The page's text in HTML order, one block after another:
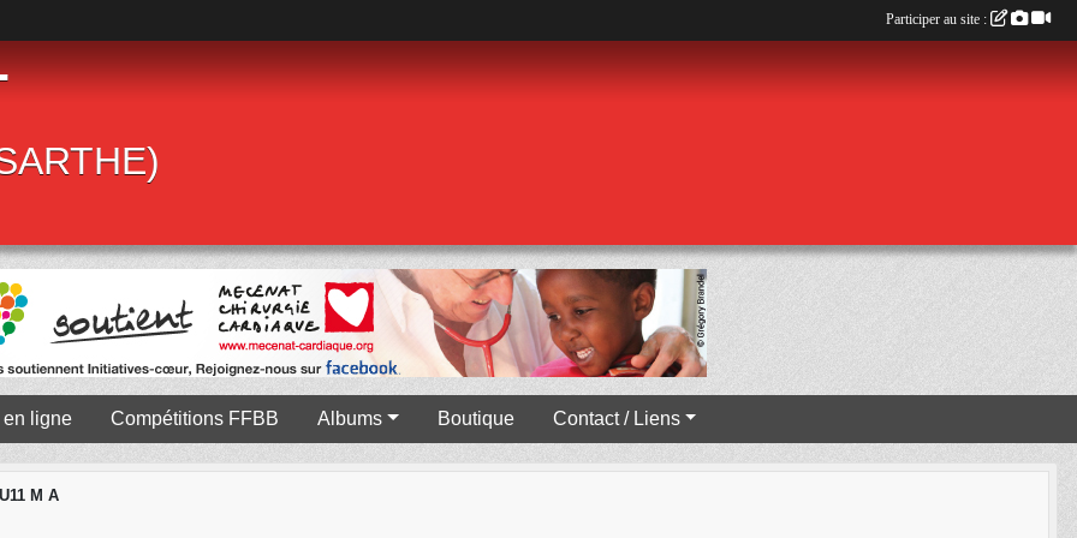
en ligne Compétitions FFBB Albums Boutique Contact / Liens
M A
Participer au site :